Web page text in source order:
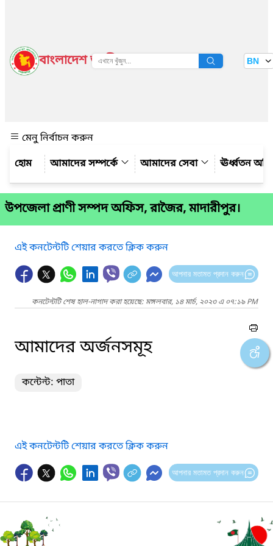
বাংলাদেশ জাতীয় তথ্য বাতায়ন BN
মেনু নির্বাচন করুন
আমাদের সম্পর্কে
আমাদের সেবা ঊর্ধ্বতন
উপজেলা প্রাণী সম্পদ অফিস, রাজৈর, মাদারীপুর।
এই কনটেন্টটি শেয়ার করতে ক্লিক করুন
আপনার মতামত প্রদান করুন
কনটেন্টটি শেষ হাল-নাগাদ করা হয়েছে: মঙ্গলবার, ১৪ মার্চ, ২০২৩ এ ০৭:১৯ PM
আমাদের অর্জনসমূহ
কন্টেন্ট: পাতা
এই কনটেন্টটি শেয়ার করতে ক্লিক করুন
আপনার মতামত প্রদান করুন